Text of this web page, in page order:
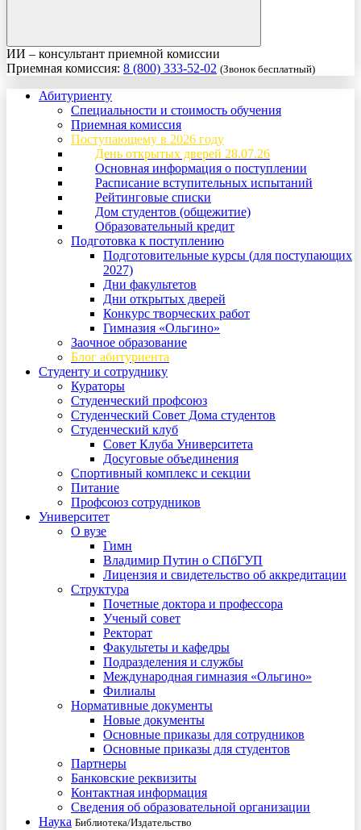
ИИ – консультант приемной комиссии
Приемная комиссия: 8 (800) 333-52-02 (Звонок бесплатный)
Абитуриенту
Специальности и стоимость обучения
Приемная комиссия
Поступающему в 2026 году
День открытых дверей 28.07.26
Основная информация о поступлении
Расписание вступительных испытаний
Рейтинговые списки
Дом студентов (общежитие)
Образовательный кредит
Подготовка к поступлению
Подготовительные курсы (для поступающих
2027)
Дни факультетов
Дни открытых дверей
Конкурс творческих работ
Гимназия «Ольгино»
Заочное образование
Блог абитуриента
Студенту и сотруднику
Кураторы
Студенческий профсоюз
Студенческий Совет Дома студентов
Студенческий клуб
Совет Клуба Университета
Досуговые объединения
Спортивный комплекс и секции
Питание
Профсоюз сотрудников
Университет
О вузе
Гимн
Владимир Путин о СПбГУП
Лицензия и свидетельство об аккредитации
Структура
Почетные доктора и профессора
Ученый совет
Ректорат
Факультеты и кафедры
Подразделения и службы
Международная гимназия «Ольгино»
Филиалы
Нормативные документы
Новые документы
Основные приказы для сотрудников
Основные приказы для студентов
Партнеры
Банковские реквизиты
Контактная информация
Сведения об образовательной организации
Наука Библиотека/Издательство